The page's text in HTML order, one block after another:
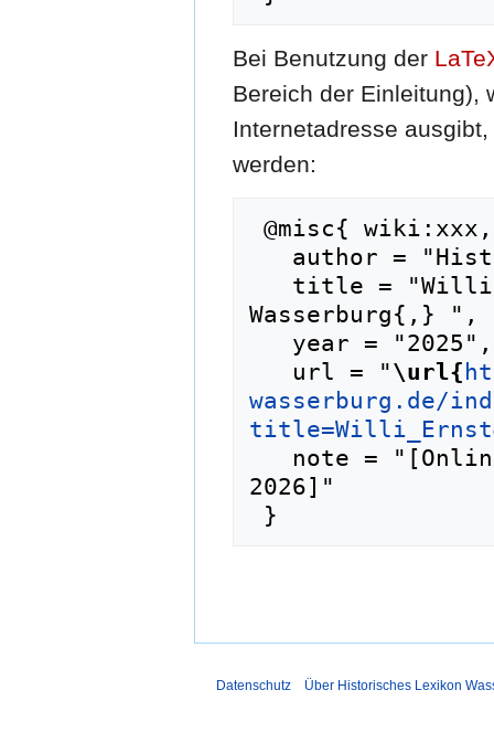
Bei Benutzung der
Bereich der Einleitung),
Internetadresse
werden:
Wasserburg{,} ",
   url = "
\url{
wasserburg.de/
2026]"
Datenschutz Über Historisches Lexikon